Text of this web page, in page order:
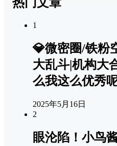
1
💎微密圈/铁粉
大乱斗|机构大
么我这么优秀
2025年5月16日
2
眼沦陷！小鸟